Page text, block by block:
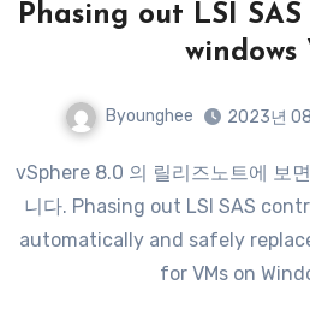
Phasing out LSI
windows
Byounghee 2023년
vSphere 8.0 의 릴리즈노트에 보면 다음과 같은 내용이 있습
니다. Phasing out LSI SAS
automatically and safely
for VMs on